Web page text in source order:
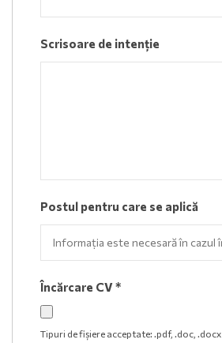
Scrisoare de intenție
Postul pentru care se aplică
Încărcare CV*
Tipuri de fișiere acceptate: .pdf, .doc, .docx